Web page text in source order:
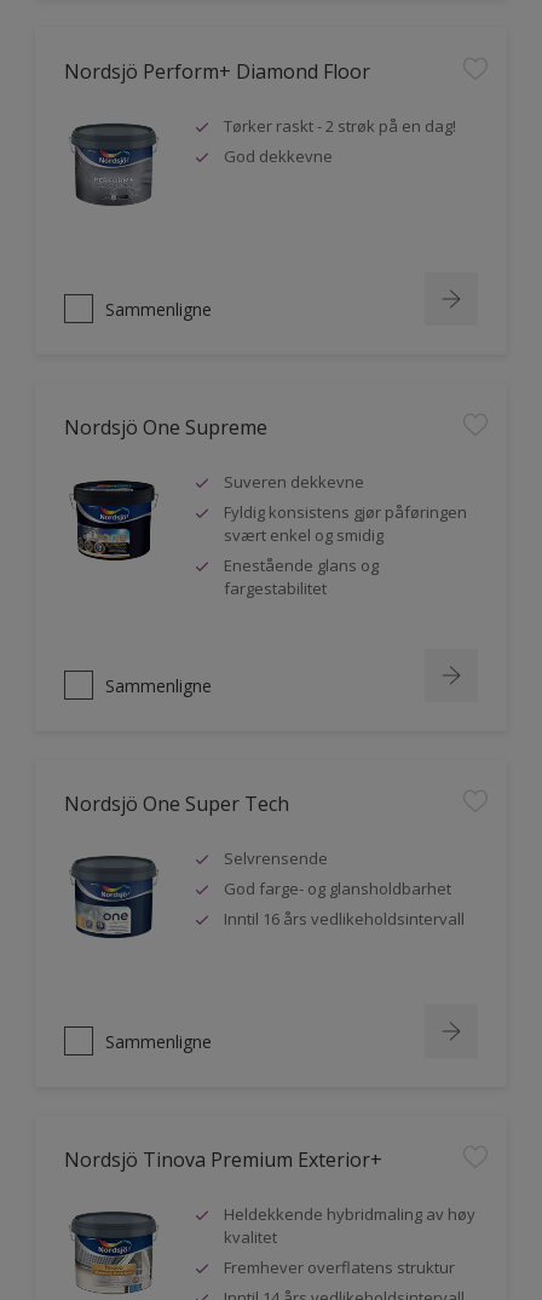
Nordsjö Perform+ Diamond Floor
Tørker raskt - 2 strøk på en dag!
God dekkevne
Sammenligne
Nordsjö One Supreme
Suveren dekkevne
Fyldig konsistens gjør påføringen
svært enkel og smidig
Enestående glans og
fargestabilitet
Sammenligne
Nordsjö One Super Tech
Selvrensende
God farge- og glansholdbarhet
Inntil 16 års vedlikeholdsintervall
Sammenligne
Nordsjö Tinova Premium Exterior+
Heldekkende hybridmaling av høy
kvalitet
Fremhever overflatens struktur